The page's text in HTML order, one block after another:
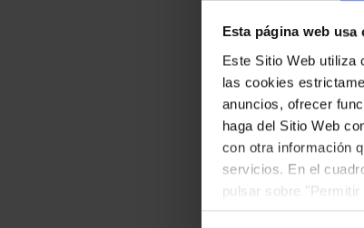
Esta página web usa
Este Sitio Web utiliza
las cookies
anuncios, ofrecer
haga del Sitio Web
con otra información
servicios. En el
pulsar sobre
podrá deshabilitar o
Las
medidas